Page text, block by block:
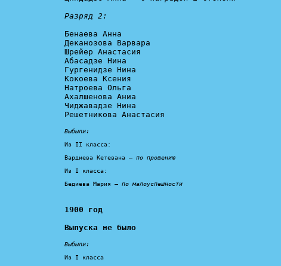
Разряд 2:
Бенаева Анна
Деканозова Варвара
Шрейер Анастасия
Абасадзе Нина
Гургенидзе Нина
Кокоева Ксения
Натроева Ольга
Ахалшенова Аниа
Чиджавадзе Нина
Решетникова Анастасия
Выбыли:
Из II класса:
Вардиева Кетевана – по прошению
Из I класса:
Бедиева Мария – по малоуспешности
1900 год
Выпуска не было
Выбыли:
Из I класса